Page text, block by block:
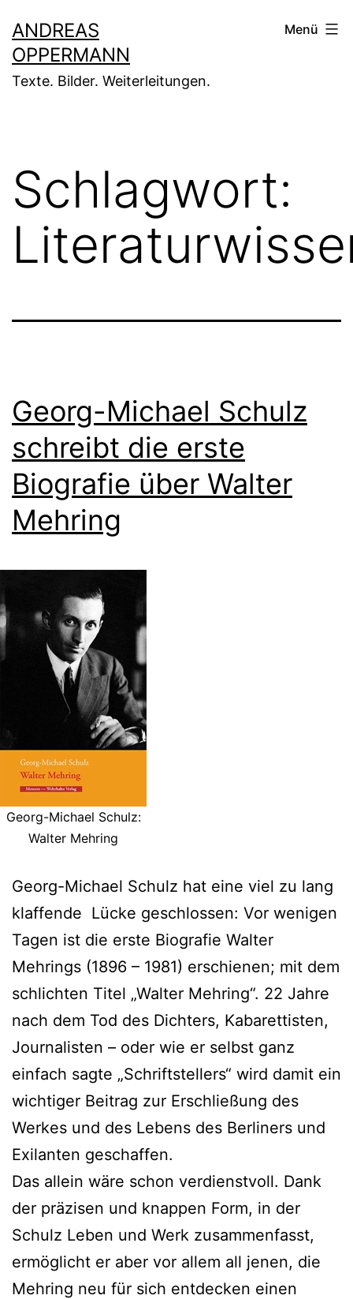
Inhalt
springen
ANDREAS
OPPERMANN
Texte. Bilder. Weiterleitungen.
Menü
Schlagwort:
Georg-Michael Schulz
schreibt die erste
Biografie über Walter
Mehring
Georg-Michael Schulz:
Walter Mehring
Georg-Michael Schulz hat eine viel zu lang
klaffende Lücke geschlossen: Vor wenigen
Tagen ist die erste Biografie Walter
Mehrings (1896 – 1981) erschienen; mit dem
schlichten Titel „Walter Mehring“. 22 Jahre
nach dem Tod des Dichters, Kabarettisten,
Journalisten – oder wie er selbst ganz
einfach sagte „Schriftstellers“ wird damit ein
wichtiger Beitrag zur Erschließung des
Werkes und des Lebens des Berliners und
Exilanten geschaffen.
Das allein wäre schon verdienstvoll. Dank
der präzisen und knappen Form, in der
Schulz Leben und Werk zusammenfasst,
ermöglicht er aber vor allem all jenen, die
Mehring neu für sich entdecken einen